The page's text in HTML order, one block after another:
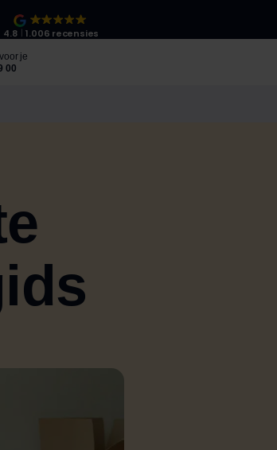
4.8 1.006 recensies
je
00